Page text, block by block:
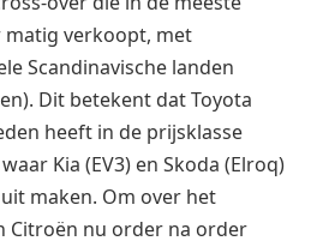
matig verkoopt, met
Scandinavische landen
Dit betekent dat Toyota
heeft in de prijsklasse
Kia (EV3) en Skoda (Elroq)
maken. Om over het
Citroën nu order na order